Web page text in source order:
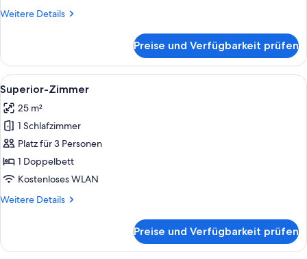
Weitere Details
Weitere
Preise und Verfügbarkeit prüfen
Alle
Fotos
für
Superior-
Zimmer
anzeigen
Ein ordentlich bezogenes Bett mit
7
Superior-Zimmer
25 m²
1 Schlafzimmer
Platz für 3 Personen
1 Doppelbett
Kostenloses WLAN
Weitere Details
Weitere
Zimmer
Preise und Verfügbarkeit prüfen